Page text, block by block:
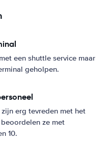
een shuttle service maar
geholpen.
erg tevreden met het
ze met
10.